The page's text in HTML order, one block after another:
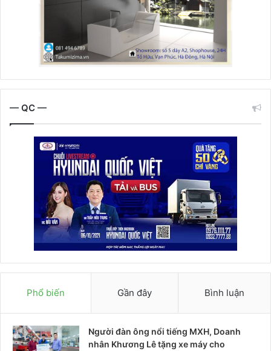
— QC —
Phổ biến Gần đây Bình luận
Người đàn ông nổi tiếng MXH, Doanh
nhân Khương Lê tặng xe máy cho